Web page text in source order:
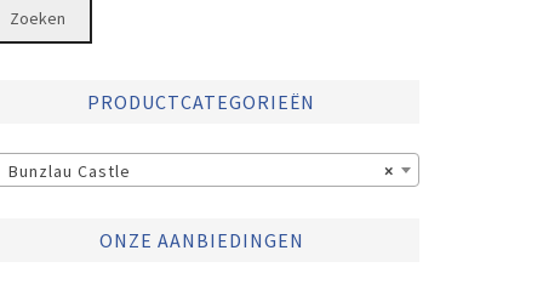
Zoeken
PRODUCTCATEGORIEËN
×
Bunzlau Castle
ONZE AANBIEDINGEN